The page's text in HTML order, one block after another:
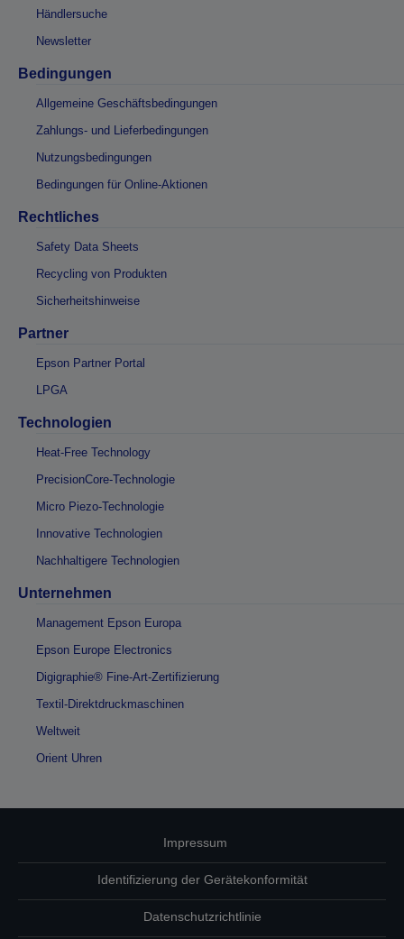
Händlersuche
Newsletter
Bedingungen
Allgemeine Geschäftsbedingungen
Zahlungs- und Lieferbedingungen
Nutzungsbedingungen
Bedingungen für Online-Aktionen
Rechtliches
Safety Data Sheets
Recycling von Produkten
Sicherheitshinweise
Partner
Epson Partner Portal
LPGA
Technologien
Heat-Free Technology
PrecisionCore-Technologie
Micro Piezo-Technologie
Innovative Technologien
Nachhaltigere Technologien
Unternehmen
Management Epson Europa
Epson Europe Electronics
Digigraphie® Fine-Art-Zertifizierung
Textil-Direktdruckmaschinen
Weltweit
Orient Uhren
Impressum
Identifizierung der Gerätekonformität
Datenschutzrichtlinie